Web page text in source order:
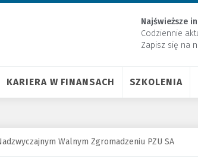
Najświeższe
Codziennie
Zapisz się na
KARIERA W FINANSACH SZKOLENIA
Walnym Zgromadzeniu PZU SA